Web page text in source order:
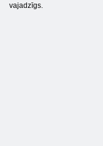
vajadzīgs.